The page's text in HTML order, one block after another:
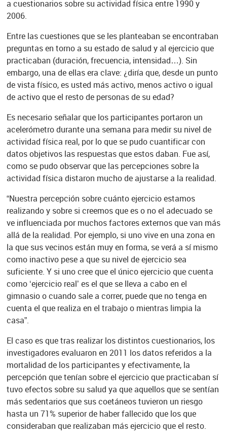
a cuestionarios sobre su actividad física entre 1990 y
2006.
Entre las cuestiones que se les planteaban se encontraban
preguntas en torno a su estado de salud y al ejercicio que
practicaban (duración, frecuencia, intensidad…). Sin
embargo, una de ellas era clave: ¿diría que, desde un punto
de vista físico, es usted más activo, menos activo o igual
de activo que el resto de personas de su edad?
Es necesario señalar que los participantes portaron un
acelerómetro durante una semana para medir su nivel de
actividad física real, por lo que se pudo cuantificar con
datos objetivos las respuestas que estos daban. Fue así,
como se pudo observar que las percepciones sobre la
actividad física distaron mucho de ajustarse a la realidad.
“Nuestra percepción sobre cuánto ejercicio estamos
realizando y sobre si creemos que es o no el adecuado se
ve influenciada por muchos factores externos que van más
allá de la realidad. Por ejemplo, si uno vive en una zona en
la que sus vecinos están muy en forma, se verá a sí mismo
como inactivo pese a que su nivel de ejercicio sea
suficiente. Y si uno cree que el único ejercicio que cuenta
como ‘ejercicio real’ es el que se lleva a cabo en el
gimnasio o cuando sale a correr, puede que no tenga en
cuenta el que realiza en el trabajo o mientras limpia la
casa”.
El caso es que tras realizar los distintos cuestionarios, los
investigadores evaluaron en 2011 los datos referidos a la
mortalidad de los participantes y efectivamente, la
percepción que tenían sobre el ejercicio que practicaban sí
tuvo efectos sobre su salud ya que aquellos que se sentían
más sedentarios que sus coetáneos tuvieron un riesgo
hasta un 71% superior de haber fallecido que los que
consideraban que realizaban más ejercicio que el resto.